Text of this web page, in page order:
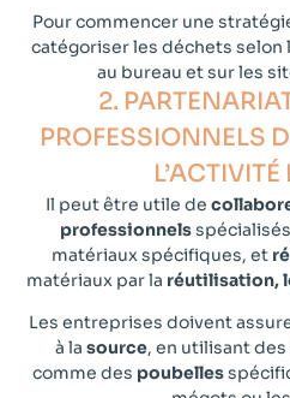
Pour commencer une
catégoriser les déchets
au bureau et sur les
2.
PROFESSIONNELS
Il peut être utile de
professionnels
matériaux spécifiques, et
matériaux par la réutilisation,
Les entreprises doivent
à la source, en utilisant des
comme des poubelles